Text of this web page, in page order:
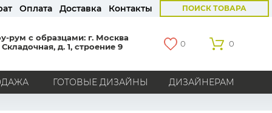
Оплата Доставка Контакты ПОИСК ТОВАРА
рум с образцами: г. Москва
Складочная, д. 1, строение 9
0 0
ГОТОВЫЕ ДИЗАЙНЫ ДИЗАЙНЕРАМ